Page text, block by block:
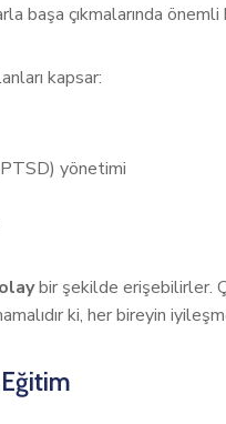
başa çıkmalarında
kapsar:
yönetimi
bir şekilde erişebilirler.
ki, her bireyin